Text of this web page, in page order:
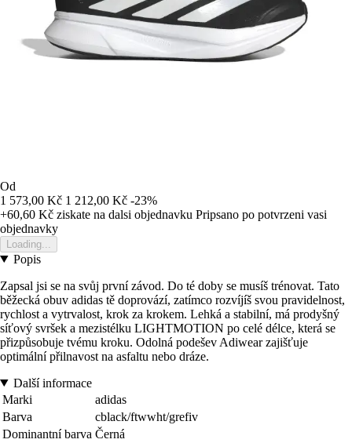
Od
1 573,00 Kč 1 212,00 Kč -23%
+60,60 Kč ziskate na dalsi objednavku Pripsano po potvrzeni vasi
objednavky
Loading...
Popis
Zapsal jsi se na svůj první závod. Do té doby se musíš trénovat. Tato
běžecká obuv adidas tě doprovází, zatímco rozvíjíš svou pravidelnost,
rychlost a vytrvalost, krok za krokem. Lehká a stabilní, má prodyšný
síťový svršek a mezistélku LIGHTMOTION po celé délce, která se
přizpůsobuje tvému kroku. Odolná podešev Adiwear zajišťuje
optimální přilnavost na asfaltu nebo dráze.
Další informace
Marki
adidas
Barva
cblack/ftwwht/grefiv
Dominantní barva Černá